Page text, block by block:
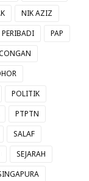
NIK AZIZ
PAP
POLITIK
PTPTN
SALAF
SEJARAH